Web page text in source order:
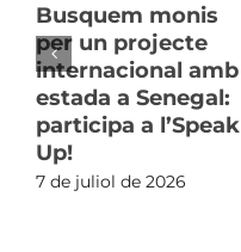
Busquem monis
per un projecte
internacional amb
estada a Senegal:
participa a l’Speak
Up!
7 de juliol de 2026